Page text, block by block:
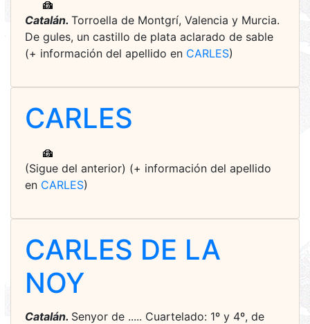
Catalán. Torroella de Montgrí, Valencia y Murcia.
De gules, un castillo de plata aclarado de sable
(+ información del apellido en CARLES)
CARLES
(Sigue del anterior) (+ información del apellido
en CARLES)
CARLES DE LA
NOY
Catalán. Senyor de ..... Cuartelado: 1º y 4º, de